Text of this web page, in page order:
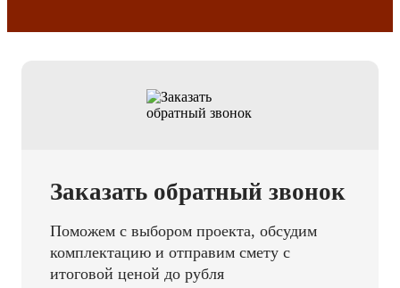
Заказать обратный звонок
Поможем с выбором проекта, обсудим
комплектацию и отправим смету с
итоговой ценой до рубля